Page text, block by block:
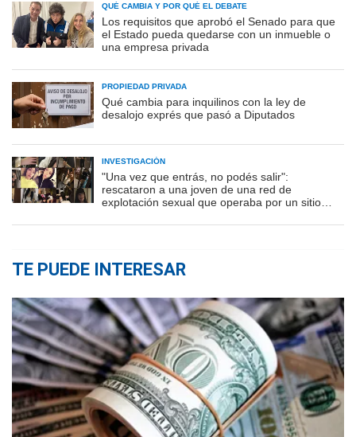
QUÉ CAMBIA Y POR QUÉ EL DEBATE
Los requisitos que aprobó el Senado para que
el Estado pueda quedarse con un inmueble o
una empresa privada
PROPIEDAD PRIVADA
Qué cambia para inquilinos con la ley de
desalojo exprés que pasó a Diputados
INVESTIGACIÓN
"Una vez que entrás, no podés salir":
rescataron a una joven de una red de
explotación sexual que operaba por un sitio
TE PUEDE INTERESAR